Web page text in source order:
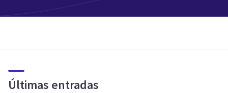
Últimas entradas